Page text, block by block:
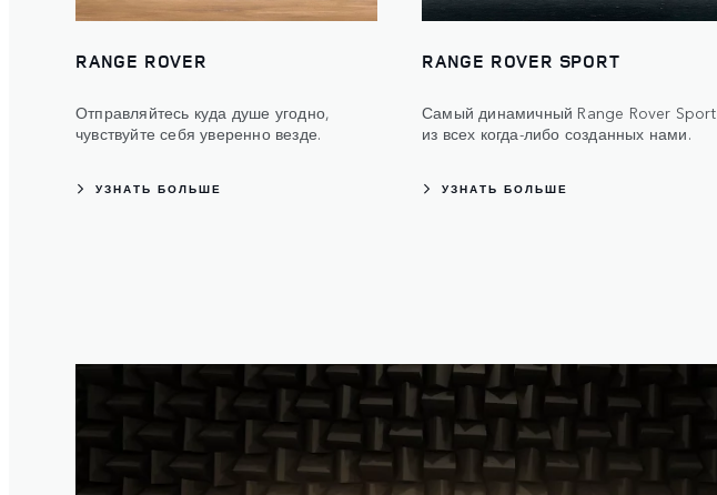
RANGE ROVER
Отправляйтесь куда душе угодно,
чувствуйте себя уверенно везде.
УЗНАТЬ БОЛЬШЕ
RANGE ROVER SPORT
Самый динамичный Range Rover Sport
из всех когда-либо созданных нами.
УЗНАТЬ БОЛЬШЕ